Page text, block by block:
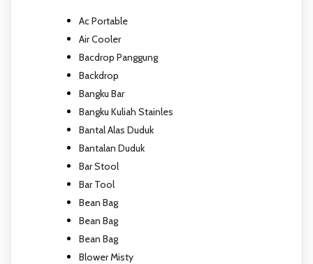
Ac Portable
Air Cooler
Bacdrop Panggung
Backdrop
Bangku Bar
Bangku Kuliah Stainles
Bantal Alas Duduk
Bantalan Duduk
Bar Stool
Bar Tool
Bean Bag
Bean Bag
Bean Bag
Blower Misty